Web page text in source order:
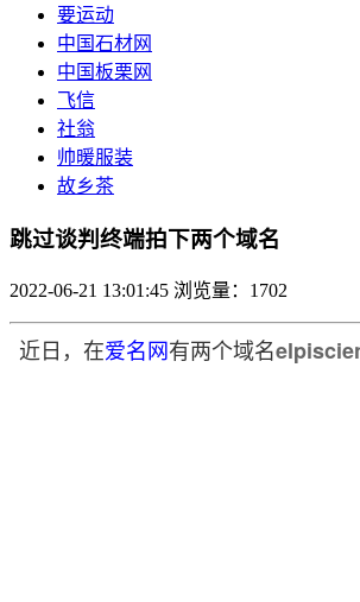
要运动
中国石材网
中国板栗网
飞信
社翁
帅暖服装
故乡茶
跳过谈判终端拍下两个域名
2022-06-21 13:01:45 浏览量：1702
近日，在爱名网有两个域名